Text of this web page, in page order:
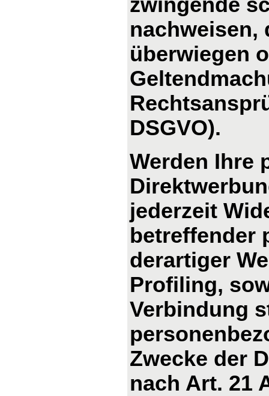
zwingende
nachweisen,
überwiegen
DSGVO).
Werden Ihre
jederzeit
betreffender
derartiger
Profiling,
Verbindung
Zwecke der
nach Art. 21